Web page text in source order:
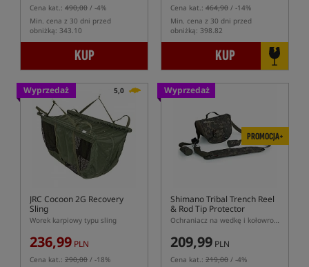
Cena kat.: 490,00 / -4%
Min. cena z 30 dni przed
obniżką: 343.10
KUP
Cena kat.: 464,90 / -14%
Min. cena z 30 dni przed
obniżką: 398.82
KUP
Wyprzedaż 5,0
JRC Cocoon 2G Recovery
Sling
Worek karpiowy typu sling
236,99 PLN
Cena kat.: 290,00 / -18%
Wyprzedaż
PROMOCJA+
Shimano Tribal Trench Reel
& Rod Tip Protector
Ochraniacz na wedkę i kołowrotek
209,99 PLN
Cena kat.: 219,00 / -4%